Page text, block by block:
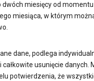
dwóch miesięcy od momentu
miesiąca, w którym
dane, podlega
usunięcie danych.
potwierdzenia, że